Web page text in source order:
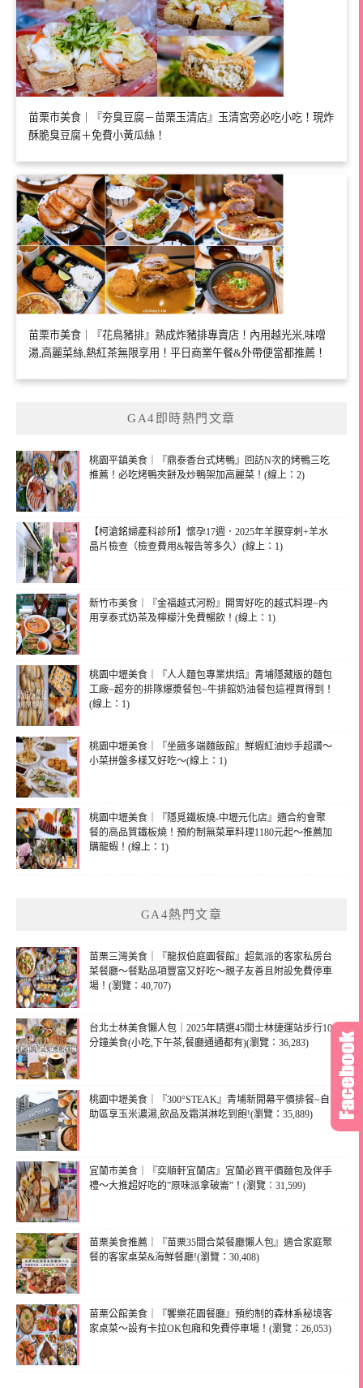
苗栗市美食｜『夯臭豆腐－苗栗玉清店』玉清宮旁必吃小吃！現炸
酥脆臭豆腐＋免費小黃瓜絲！
苗栗市美食｜『花鳥豬排』熟成炸豬排專賣店！內用越光米,味噌
湯,高麗菜絲,熱紅茶無限享用！平日商業午餐&外帶便當都推薦！
GA4即時熱門文章
桃園平鎮美食｜『鼎泰香台式烤鴨』回訪N次的烤鴨三吃
推薦！必吃烤鴨夾餅及炒鴨架加高麗菜！(線上：2)
【柯滄銘婦產科診所】懷孕17週．2025年羊膜穿刺+羊水
晶片檢查（檢查費用&報告等多久）(線上：1)
新竹市美食｜『金福越式河粉』開胃好吃的越式料理~內
用享泰式奶茶及檸檬汁免費暢飲！(線上：1)
桃園中壢美食｜『人人麵包專業烘焙』青埔隱藏版的麵包
工廠~超夯的排隊爆漿餐包~牛排館奶油餐包這裡買得到！
(線上：1)
桃園中壢美食｜『坐餓多端麵飯館』鮮蝦紅油炒手超讚～
小菜拼盤多樣又好吃～(線上：1)
桃園中壢美食｜『隱覓鐵板燒-中壢元化店』適合約會聚
餐的高品質鐵板燒！預約制無菜單料理1180元起～推薦加
購龍蝦！(線上：1)
GA4熱門文章
苗栗三灣美食｜『龍叔伯庭園餐館』超氣派的客家私房台
菜餐廳～餐點品項豐富又好吃～親子友善且附設免費停車
場！(瀏覽：40,707)
台北士林美食懶人包｜2025年精選45間士林捷運站步行10
分鐘美食(小吃,下午茶,餐廳通通都有)(瀏覽：36,283)
桃園中壢美食｜『300°STEAK』青埔新開幕平價排餐~自
助區享玉米濃湯,飲品及霜淇淋吃到飽!(瀏覽：35,889)
宜蘭市美食｜『奕順軒宜蘭店』宜蘭必買平價麵包及伴手
禮～大推超好吃的”原味派拿破崙”！(瀏覽：31,599)
苗栗美食推薦｜『苗栗35間合菜餐廳懶人包』適合家庭聚
餐的客家桌菜&海鮮餐廳!(瀏覽：30,408)
苗栗公館美食｜『饗樂花園餐廳』預約制的森林系秘境客
家桌菜～設有卡拉OK包廂和免費停車場！(瀏覽：26,053)